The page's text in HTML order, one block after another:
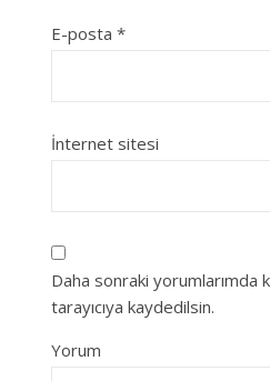
E-posta *
İnternet sitesi
Daha sonraki yorumlarımda
tarayıcıya kaydedilsin.
Yorum